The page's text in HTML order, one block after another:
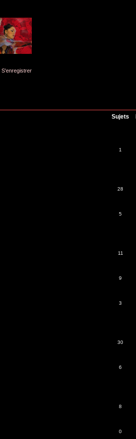
S'enregistrer
Sujets
1
28
5
11
9
3
30
6
8
0